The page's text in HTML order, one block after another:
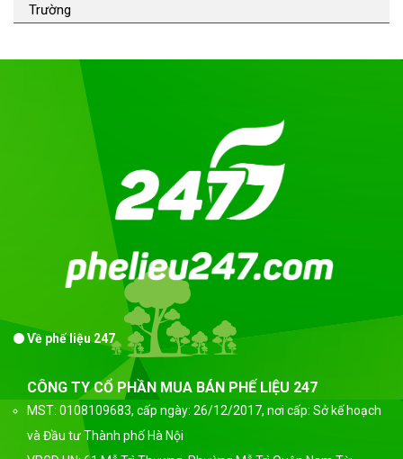
Trường
Về phế liệu 247
CÔNG TY CỔ PHẦN MUA BÁN PHẾ LIỆU 247
MST: 0108109683, cấp ngày: 26/12/2017, nơi cấp: Sở kế hoạch
và Đầu tư Thành phố Hà Nội